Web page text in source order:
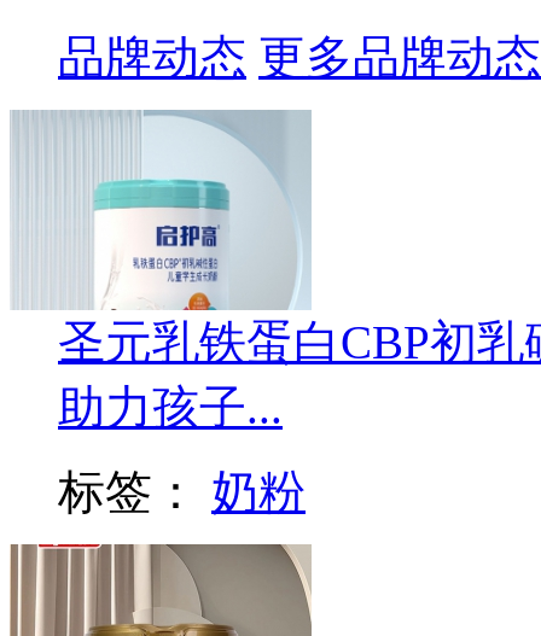
品牌动态 更多品牌动态
圣元乳铁蛋白CBP初
助力孩子...
标签： 奶粉